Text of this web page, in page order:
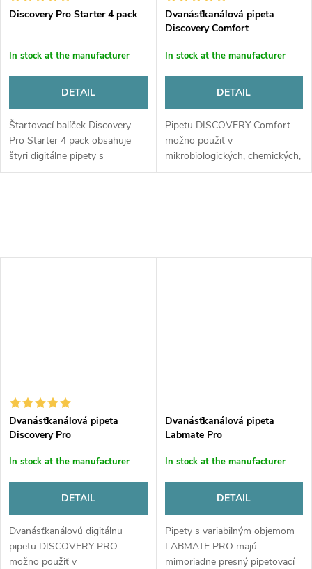
Discovery Pro Starter 4 pack
In stock at the manufacturer
DETAIL
Štartovací balíček Discovery
Pro Starter 4 pack obsahuje
štyri digitálne pipety s
nastaviteľným objemom, stojan
Dvanásťkanálová pipeta
Discovery Comfort
In stock at the manufacturer
DETAIL
Pipetu DISCOVERY Comfort
možno použiť v
mikrobiologických, chemických,
analytických a výskumných
Dvanásťkanálová pipeta
Discovery Pro
In stock at the manufacturer
DETAIL
Dvanásťkanálovú digitálnu
pipetu DISCOVERY PRO
možno použiť v
Dvanásťkanálová pipeta
Labmate Pro
In stock at the manufacturer
DETAIL
Pipety s variabilným objemom
LABMATE PRO majú
mimoriadne presný pipetovací